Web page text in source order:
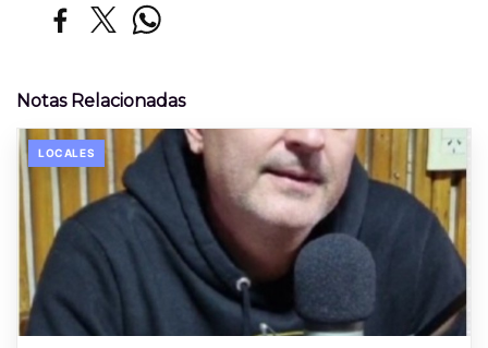
Notas Relacionadas
LOCALES